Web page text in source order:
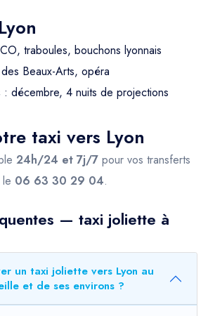
traboules, bouchons lyonnais
Beaux-Arts, opéra
: décembre, 4 nuits de projections
taxi vers Lyon
24h/24 et 7j/7 pour vos transferts
06 63 30 29 04.
— taxi joliette à
un taxi joliette vers Lyon au
et de ses environs ?